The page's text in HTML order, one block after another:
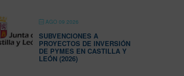
AGO 09 2026
SUBVENCIONES A
PROYECTOS DE INVERSIÓN
DE PYMES EN CASTILLA Y
LEÓN (2026)